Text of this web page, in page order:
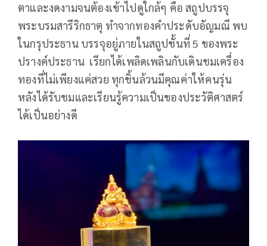
ตาและงดงามจนต้องเข้าไปดูใกล้ๆ คือ สถูปบรรจุ
พระบรมสารีริกธาตุ ทำจากทองคำประดับอัญมณี พบ
ในกรุประธาน บรรจุอยู่ภายในสถูปชั้นที่ 5 ของพระ
ปรางค์ประธาน เรียกได้เพลิดเพลินกับเดินชมเครื่อง
ทองที่ไม่เพียงแค่สวย ทุกชิ้นล้วนมีคุณค่าให้คนรุ่น
หลังได้รับชมและเรียนรู้ความเป็นของประวัติศาสตร์
ได้เป็นอย่างดี